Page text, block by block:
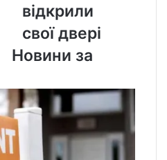
відкрили
свої
двері
відкрили
свої двері
Новини за